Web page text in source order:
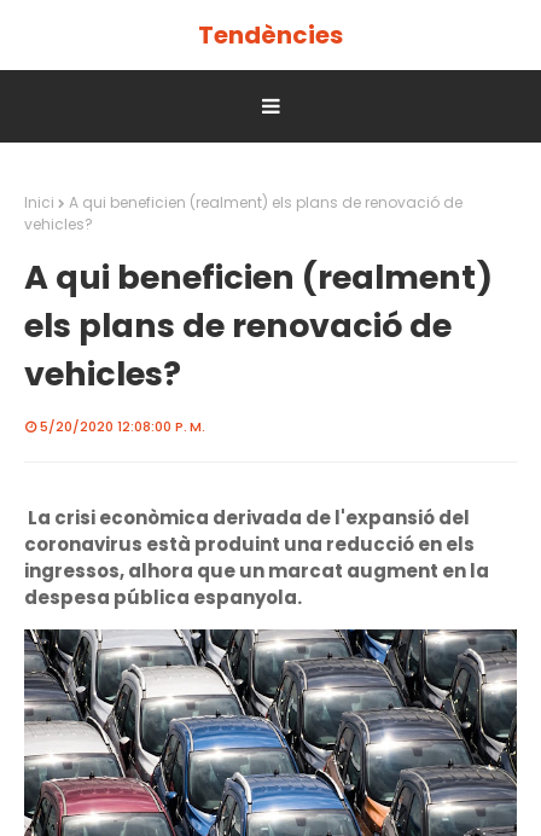
Tendències
Inici
A qui beneficien (realment) els plans de renovació de
vehicles?
A qui beneficien (realment)
els plans de renovació de
vehicles?
5/20/2020 12:08:00 P. M.
La crisi econòmica derivada de l'expansió del
coronavirus està produint una reducció en els
ingressos, alhora que un marcat augment en la
despesa pública espanyola.